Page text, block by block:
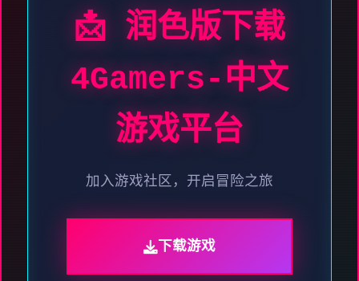
📩 润色版下载
4Gamers-中文
游戏平台
加入游戏社区，开启冒险之旅
下载游戏